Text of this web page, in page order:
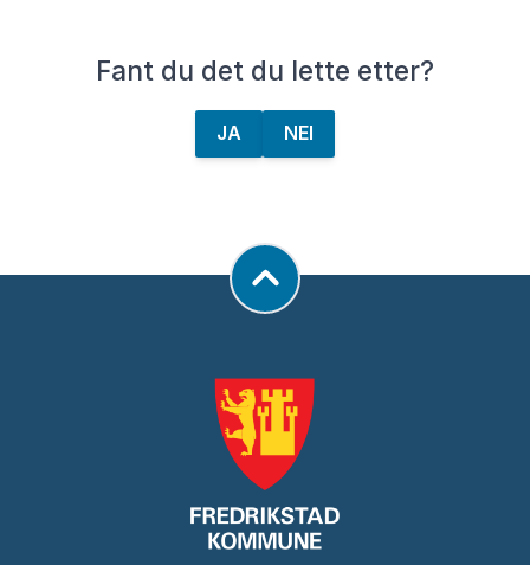
Fant du det du lette etter?
JA NEI